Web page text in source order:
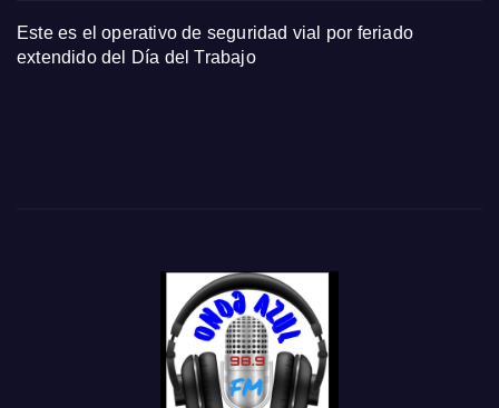
Este es el operativo de seguridad vial por feriado
extendido del Día del Trabajo